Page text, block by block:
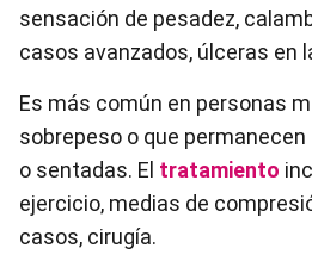
sensación de pesadez,
casos avanzados, úlceras en
Es más común en personas
sobrepeso o que
o sentadas. El tratamiento
ejercicio, medias de
casos, cirugía.